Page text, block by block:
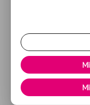
1890. július 27-ének
botladozott végig a
Nem volt nála
lőtt sebből szivárgott
akit akkor még alig
talán leghíresebb
tudunk, de a mai